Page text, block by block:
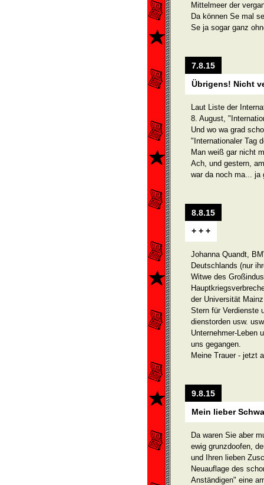
Mittelmeer der
Da können Se mal
Se ja sogar ganz
7.8.15
Übrigens! Nicht
Laut Liste der
8. August,
Und wo wa grad
"Internationaler Tag
Man weiß gar nicht
Ach, und gestern,
war da noch ma... ja
8.8.15
+ + +
Johanna Quandt,
Deutschlands (nur
Witwe des
der Universität
Stern für Verdienste
dienstorden usw.
Unternehmer-Leben
uns gegangen.
Meine Trauer - jetzt
9.8.15
Mein lieber
Da waren Sie aber
ewig grunzdoofen,
und Ihren lieben
Neuauflage des
Anständigen" eine